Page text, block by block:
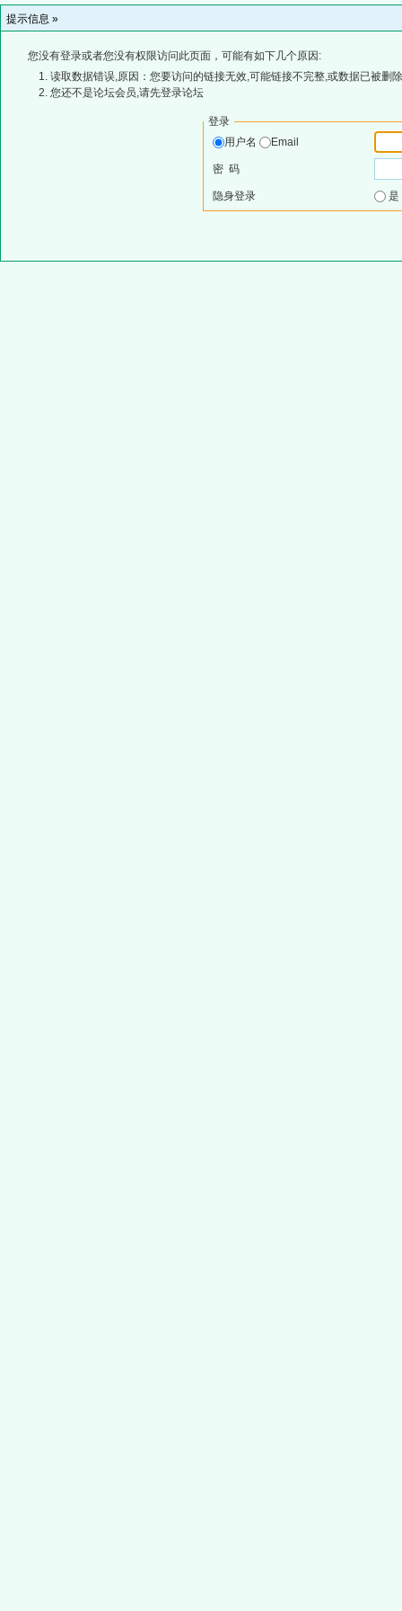
提示信息 »
您没有登录或者您没有权限访问此页面，可能有如下几个原因:
读取数据错误,原因：您要访问的链接无效,可能链接不完整,或数据已被删
您还不是论坛会员,请先登录论坛
登录
用户名
Email
密 码
隐身登录